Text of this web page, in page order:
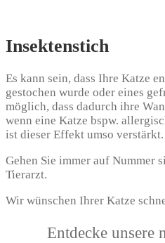
Insektenstich
Es kann sein, dass Ihre Katze
gestochen wurde oder eines
möglich, dass dadurch ihre
wenn eine Katze bspw.
ist dieser Effekt umso verstärkt.
Gehen Sie immer auf Nummer
Tierarzt.
Wir wünschen Ihrer Katze
Entdecke unsere